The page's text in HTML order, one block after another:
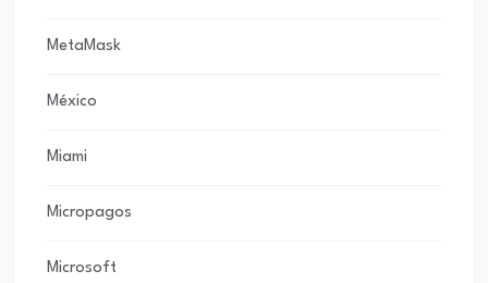
MetaMask
México
Miami
Micropagos
Microsoft